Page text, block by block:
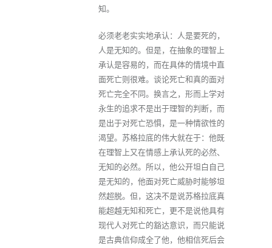
知。
必须老老实实地承认：人是要死的，
人是无知的。但是，在抽象的理智上
承认是容易的，而在具体的情境中直
面死亡则很难。谈论死亡和真的面对
死亡完全不同。换言之，形而上学对
永生的追求不是出于理智的判断，而
是出于对死亡恐惧，是一种情欲性的
渴望。苏格拉底的伟大就在于：他既
在理智上又在情感上承认死的必然、
无知的必然。所以，他公开坦白自己
是无知的，他面对死亡威胁时能够坦
然超脱。但，这决不是说苏格拉底真
能超越无知和死亡，更不是说他具有
现代人对死亡的豁达意识，而只能说
是古典信仰成全了他，他相信死后会